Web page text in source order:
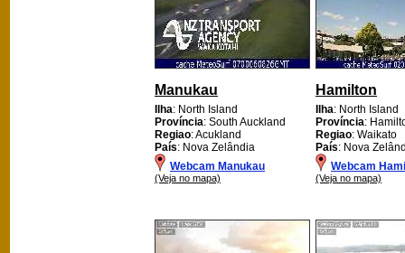
Manukau
Ilha: North Island
Província: South Auckland
Regiao: Acukland
País: Nova Zelândia
Webcam Manukau
(Veja no mapa)
Hamilton
Ilha: North Island
Província:
Regiao: Waikato
País: Nova
Webcam
(Veja no mapa)